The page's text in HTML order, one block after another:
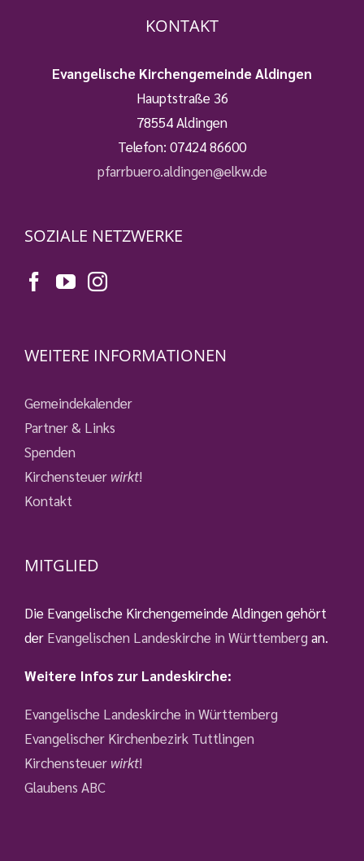
KONTAKT
Evangelische Kirchengemeinde Aldingen
Hauptstraße 36
78554 Aldingen
Telefon: 07424 86600
pfarrbuero.aldingen@elkw.de
SOZIALE NETZWERKE
WEITERE INFORMATIONEN
Gemeindekalender
Partner & Links
Spenden
Kirchensteuer wirkt!
Kontakt
MITGLIED
Die Evangelische Kirchengemeinde Aldingen gehört
der Evangelischen Landeskirche in Württemberg an.
Weitere Infos zur Landeskirche:
Evangelische Landeskirche in Württemberg
Evangelischer Kirchenbezirk Tuttlingen
Kirchensteuer wirkt!
Glaubens ABC